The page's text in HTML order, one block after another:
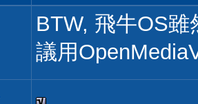
BTW, 飛牛OS
議用